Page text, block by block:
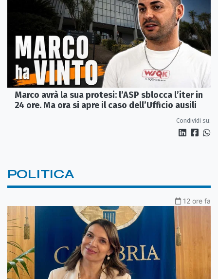
Marco avrà la sua protesi: l’ASP sblocca l’iter in
24 ore. Ma ora si apre il caso dell’Ufficio ausili
Condividi su:
POLITICA
12 ore fa